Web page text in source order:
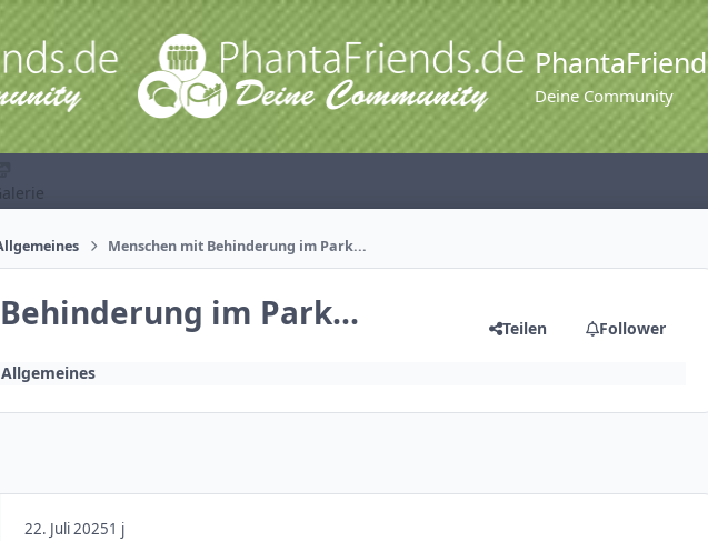
Deine Community
Menschen mit Behinderung im Park...
im Park... Teilen Follower
Allgemeines
22. Juli 20251 j